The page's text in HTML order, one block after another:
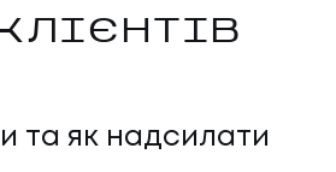
та як надсилати